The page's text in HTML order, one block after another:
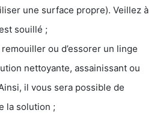
une surface propre). Veillez à
souillé ;
ou d’essorer un linge
nettoyante, assainissant ou
il vous sera possible de
la solution ;